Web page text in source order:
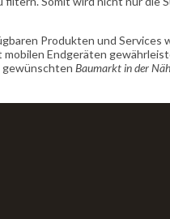
Produkten und
Endgeräten
gewünschten Baumarkt in der